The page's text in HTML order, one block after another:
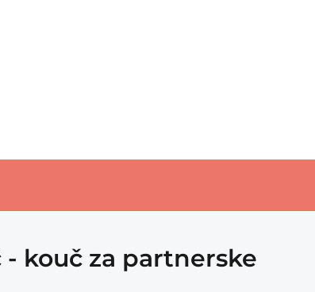
kouč za partnerske